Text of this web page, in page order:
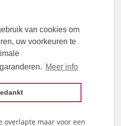
van cookies om
uw voorkeuren te
Meer info
van Kruibeke.
ze nog de tweede/extra
minute berekeningen
overlapte maar voor een